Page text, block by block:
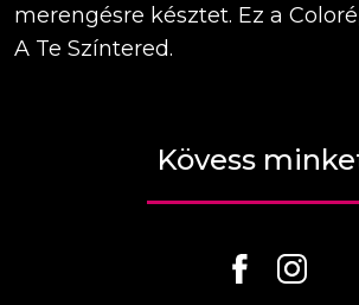
merengésre késztet. Ez a
A Te Színtered.
Kövess